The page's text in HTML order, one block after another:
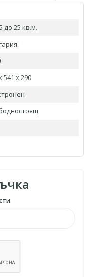
до 25 кв.м.
541 x 290